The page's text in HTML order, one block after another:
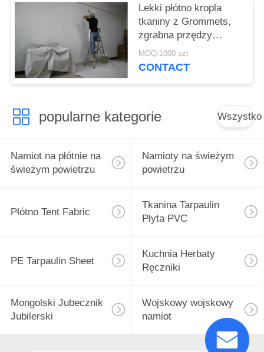
Lekki płótno kropla
tkaniny z Grommets,
zgrabna przędzy
Heavy Duty Drop Cloth
MOQ:1000 szt
CONTACT
popularne kategorie Wszystko
Namiot na płótnie na
świeżym powietrzu
Namioty na świeżym
powietrzu
Płótno Tent Fabric
Tkanina Tarpaulin
Płyta PVC
PE Tarpaulin Sheet
Kuchnia Herbaty
Ręczniki
Mongolski Jubecznik
Jubilerski
Wojskowy wojskowy
namiot